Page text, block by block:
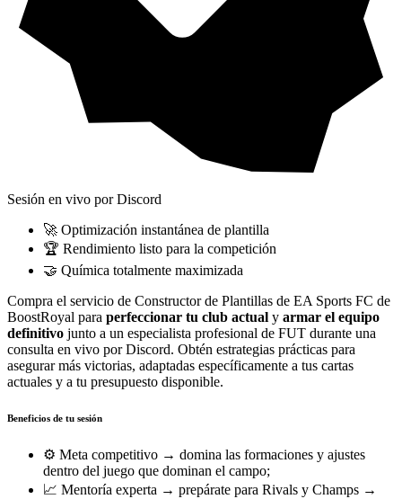
Sesión en vivo por Discord
🚀 Optimización instantánea de plantilla
🏆 Rendimiento listo para la competición
🤝 Química totalmente maximizada
Compra el servicio de Constructor de Plantillas de EA Sports FC de
BoostRoyal para perfeccionar tu club actual y armar el equipo
definitivo junto a un especialista profesional de FUT durante una
consulta en vivo por Discord. Obtén estrategias prácticas para
asegurar más victorias, adaptadas específicamente a tus cartas
actuales y a tu presupuesto disponible.
Beneficios de tu sesión
⚙️ Meta competitivo → domina las formaciones y ajustes
dentro del juego que dominan el campo;
📈 Mentoría experta → prepárate para Rivals y Champs →